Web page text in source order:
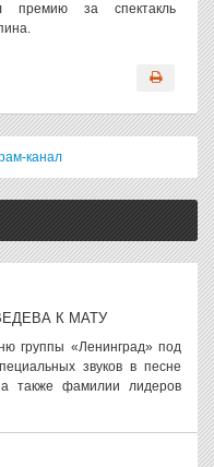
премию за спектакль
канал
К МАТУ
группы «Ленинград» под
звуков в песне
также фамилии лидеров